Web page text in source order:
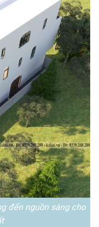
đến nguồn sáng cho